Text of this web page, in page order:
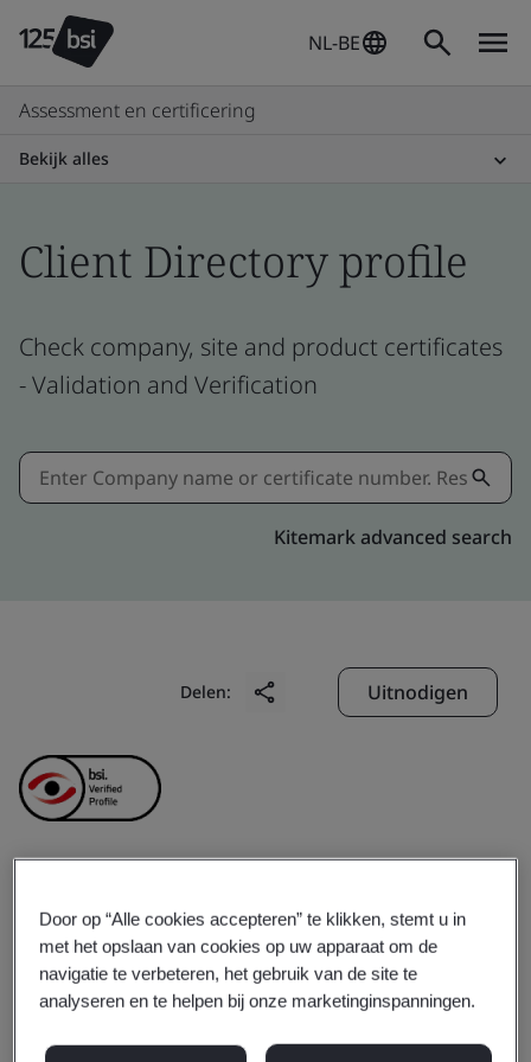
NL-BE
Assessment en certificering
Bekijk alles
Client Directory profile
Check company, site and product certificates
- Validation and Verification
Kitemark advanced search
Delen: Uitnodigen
Kings International
Limited
Business scope:Manufacturer of Leather and Leather
Door op “Alle cookies accepteren” te klikken, stemt u in
met het opslaan van cookies op uw apparaat om de
navigatie te verbeteren, het gebruik van de site te
analyseren en te helpen bij onze marketinginspanningen.